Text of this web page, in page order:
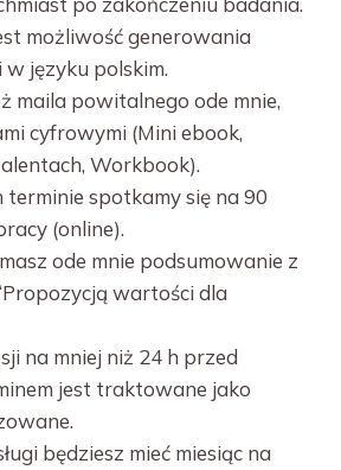
możliwość generowania
języku polskim.
maila powitalnego ode mnie,
cyfrowymi (Mini ebook,
Workbook).
spotkamy się na 90
(online).
ode mnie podsumowanie z
wartości dla
na mniej niż 24 h przed
jest traktowane jako
będziesz mieć miesiąc na